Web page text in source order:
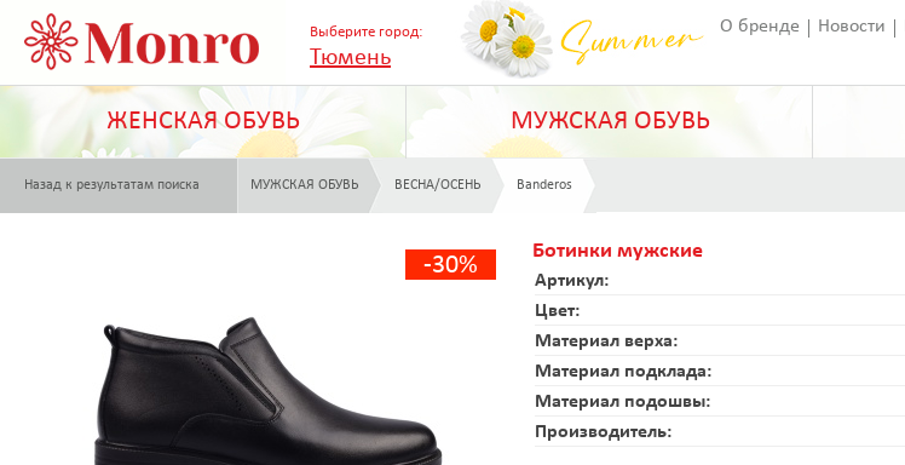
Выберите город:
Тюмень
О бренде Новости
ЖЕНСКАЯ ОБУВЬ МУЖСКАЯ ОБУВЬ
Назад к результатам поиска МУЖСКАЯ ОБУВЬ ВЕСНА/ОСЕНЬ Banderos
-30%
Ботинки мужские
Артикул:
Цвет:
Материал верха:
Материал подклада:
Материал подошвы:
Производитель: